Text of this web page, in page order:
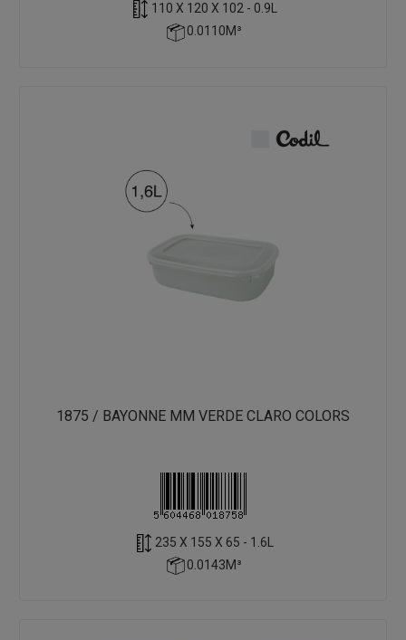
110 X 120 X 102 - 0.9L
0.0110M³
1875 / BAYONNE MM VERDE CLARO COLORS
235 X 155 X 65 - 1.6L
0.0143M³